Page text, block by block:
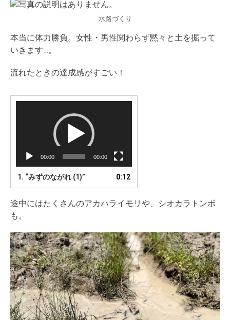
水路づくり
本当に体力勝負。女性・男性関わらず黙々と土を掘って
いきます…。
流れたときの達成感がすごい！
00:00 00:00
1. “みずのながれ (1)” 0:12
途中にはたくさんのアカハライモリや、シオカラトンボ
も。